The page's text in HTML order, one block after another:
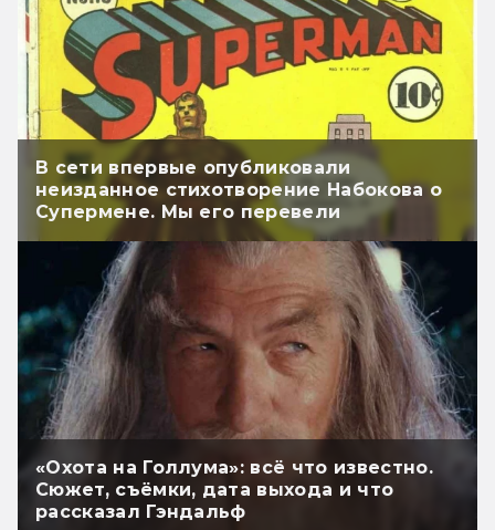
В сети впервые опубликовали
неизданное стихотворение Набокова о
Супермене. Мы его перевели
«Охота на Голлума»: всё что известно.
Сюжет, съёмки, дата выхода и что
рассказал Гэндальф